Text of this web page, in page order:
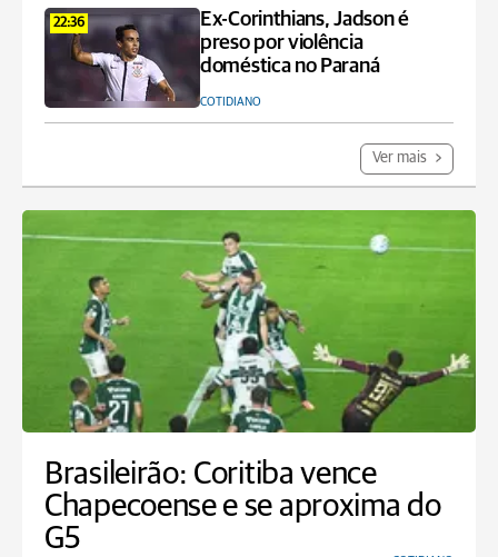
22:36
Ex-Corinthians, Jadson é
preso por violência
doméstica no Paraná
COTIDIANO
Ver mais
Brasileirão: Coritiba vence
Chapecoense e se aproxima do
G5